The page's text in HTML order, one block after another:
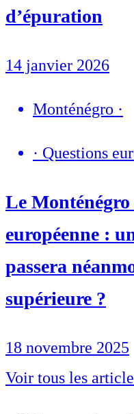
d’épuration
14 janvier 2026
Monténégro ·
· Questions
Le
européenne :
passera
supérieure ?
18 novembre 2025
Voir tous les